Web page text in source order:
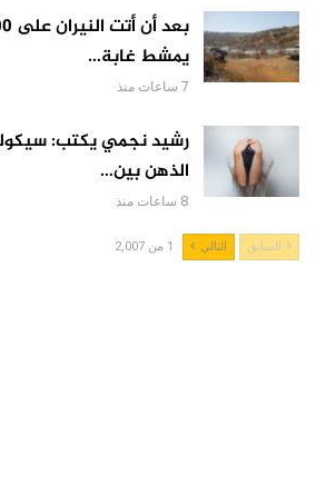
يمشط غابة…
7 ساعات منذ
رشيد نجمي يكتب:
الذهن بين…
8 ساعات منذ
السابق التالي 1 من 2,007